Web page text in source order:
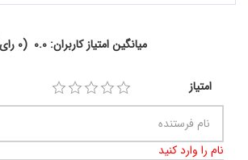
میانگین امتیاز کاربران: 0.0 (0 رای)
امتیاز
نام را وارد کنید